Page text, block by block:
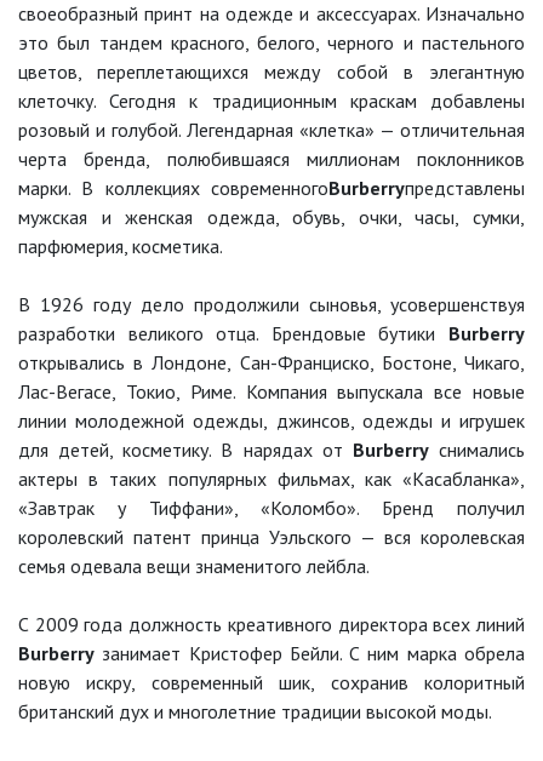
своеобразный принт на одежде и аксессуарах. Изначально
это был тандем красного, белого, черного и пастельного
цветов, переплетающихся между собой в элегантную
клеточку. Сегодня к традиционным краскам добавлены
розовый и голубой. Легендарная «клетка» — отличительная
черта бренда, полюбившаяся миллионам поклонников
марки. В коллекциях современногоBurberryпредставлены
мужская и женская одежда, обувь, очки, часы, сумки,
парфюмерия, косметика.
В 1926 году дело продолжили сыновья, усовершенствуя
разработки великого отца. Брендовые бутики Burberry
открывались в Лондоне, Сан-Франциско, Бостоне, Чикаго,
Лас-Вегасе, Токио, Риме. Компания выпускала все новые
линии молодежной одежды, джинсов, одежды и игрушек
для детей, косметику. В нарядах от Burberryснимались
актеры в таких популярных фильмах, как «Касабланка»,
«Завтрак у Тиффани», «Коломбо». Бренд получил
королевский патент принца Уэльского — вся королевская
семья одевала вещи знаменитого лейбла.
С 2009 года должность креативного директора всех линий
Burberry занимает Кристофер Бейли. С ним марка обрела
новую искру, современный шик, сохранив колоритный
британский дух и многолетние традиции высокой моды.